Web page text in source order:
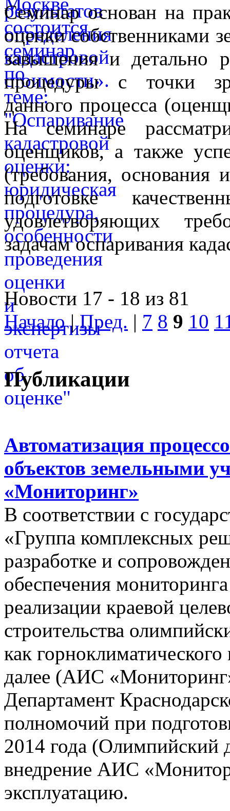
Семинар основан на
оценки собственниками
завышения и детально
процедуры с точки
данного процесса
На семинаре
оценщиков, а также
(требования, основания
подготовке
удовлетворяющих
задачам оспаривания
Новости 17 - 18 из 81
Начало|Пред. | 7 8 9 10
Публикации
Автоматизация
объектов земельными
«Мониторинг»
В соответствии с
«Группа комплексных
разработке и
обеспечения
реализации краевой
строительства
как
далее (АИС
Департамент
полномочий при
2014 года (Олимпийский
внедрение АИС
эксплуатацию.